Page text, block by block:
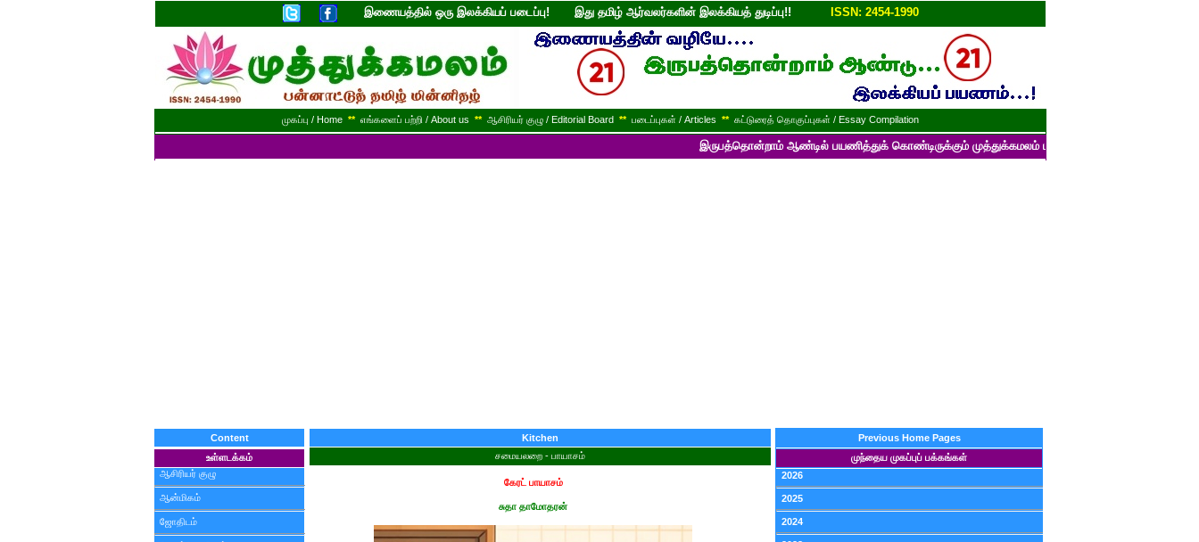
இணையத்தில் ஒரு இலக்கியப் படைப்பு! இது தமிழ் ஆர்வலர்களின் இலக்கியத் துடிப்பு!! ISSN: 2454-1990
முகப்பு / Home ** எங்களைப் பற்றி / About us ** ஆசிரியர் குழு / Editorial Board ** படைப்புகள் / Articles ** கட்டுரைத் தொகுப்புகள் / Essay Compilation
இருபத்தொன்றாம் ஆண்டில் பயணித்துக் கொண்டிருக்கும் முத்துக்கமலம் பன்னாட்டுத் தமிழ் மின்னிதழின்
Content
உள்ளடக்கம்
ஆசிரியர் குழு
ஆன்மிகம்
ஜோதிடம்
Kitchen
சமையலறை - பாயாசம்
கேரட் பாயாசம்
சுதா தாமோதரன்
Previous Home Pages
முந்தைய முகப்புப் பக்கங்கள்
2026
2025
2024